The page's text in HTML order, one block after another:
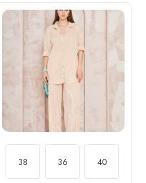
38 36 40